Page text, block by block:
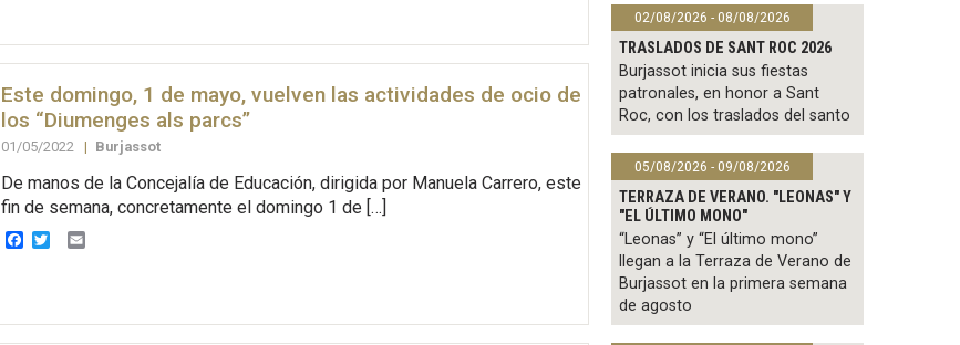
Este domingo, 1 de mayo, vuelven las actividades de ocio de
los “Diumenges als parcs”
01/05/2022 | Burjassot
De manos de la Concejalía de Educación, dirigida por Manuela Carrero, este
fin de semana, concretamente el domingo 1 de […]
Facebook
TwitterEmail
02/08/2026 - 08/08/2026
TRASLADOS DE SANT ROC 2026
Burjassot inicia sus fiestas
patronales, en honor a Sant
Roc, con los traslados del santo
05/08/2026 - 09/08/2026
TERRAZA DE VERANO. "LEONAS" Y
"EL ÚLTIMO MONO"
“Leonas” y “El último mono”
llegan a la Terraza de Verano de
Burjassot en la primera semana
de agosto